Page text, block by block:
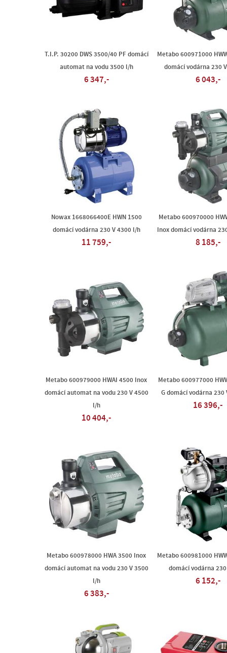
T.I.P. 30200 DWS 3500/40 PF domácí
automat na vodu 3500 l/h
6 347,-
Metabo 600971000
domácí vodárna 230
6 043,-
Nowax 1668066400E HWN 1500
domácí vodárna 230 V 4300 l/h
11 759,-
Metabo 600970000
Inox domácí vodárna
8 185,-
Metabo 600979000 HWAI 4500 Inox
domácí automat na vodu 230 V 4500
l/h
10 404,-
Metabo 600977000
G domácí vodárna 230
16 396,-
Metabo 600978000 HWA 3500 Inox
domácí automat na vodu 230 V 3500
l/h
6 383,-
Metabo 600981000
domácí vodárna 230
6 152,-